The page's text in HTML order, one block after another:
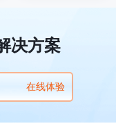
决方案
在线体验